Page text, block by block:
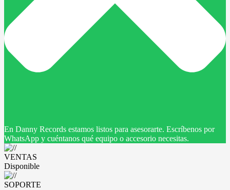
En Danny Records estamos listos para asesorarte. Escríbenos por
WhatsApp y cuéntanos qué equipo o accesorio necesitas.
VENTAS
Disponible
SOPORTE